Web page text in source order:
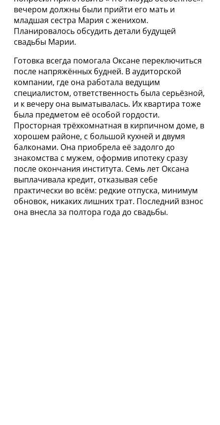
вечером должны были прийти его мать и
младшая сестра Мария с женихом.
Планировалось обсудить детали будущей
свадьбы Марии.
Готовка всегда помогала Оксане переключиться
после напряжённых будней. В аудиторской
компании, где она работала ведущим
специалистом, ответственность была серьёзной,
и к вечеру она выматывалась. Их квартира тоже
была предметом её особой гордости.
Просторная трёхкомнатная в кирпичном доме, в
хорошем районе, с большой кухней и двумя
балконами. Она приобрела её задолго до
знакомства с мужем, оформив ипотеку сразу
после окончания института. Семь лет Оксана
выплачивала кредит, отказывая себе
практически во всём: редкие отпуска, минимум
обновок, никаких лишних трат. Последний взнос
она внесла за полтора года до свадьбы.